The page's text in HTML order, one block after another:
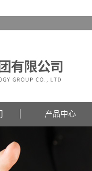
产品中心